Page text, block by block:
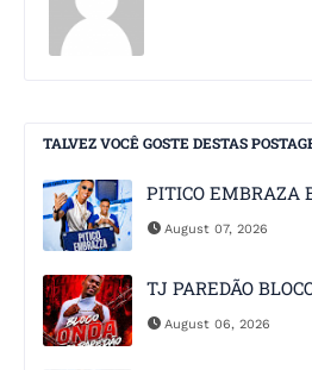
TALVEZ VOCÊ GOSTE DESTAS
PITICO EMBRAZA
August 07, 2026
TJ PAREDÃO
August 06, 2026